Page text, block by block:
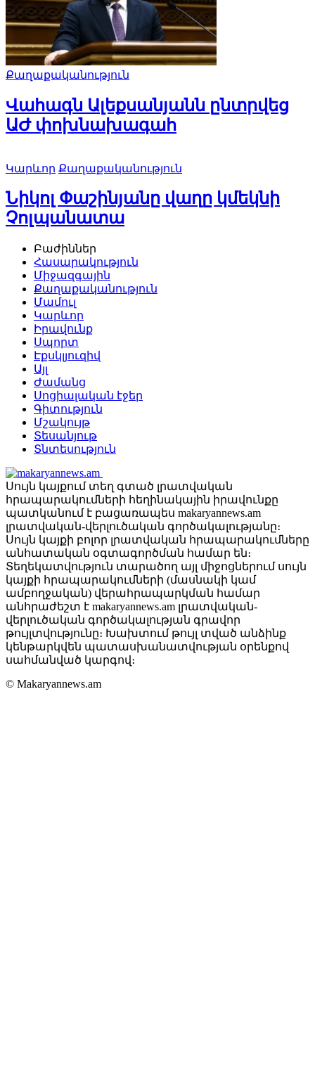
Քաղաքականություն
Վահագն Ալեքսանյանն ընտրվեց
ԱԺ փոխնախագահ
Կարևոր Քաղաքականություն
Նիկոլ Փաշինյանը վաղը կմեկնի
Չոլպանատա
Բաժիններ
Հասարակություն
Միջազգային
Քաղաքականություն
Մամուլ
Կարևոր
Իրավունք
Սպորտ
Էքսկլյուզիվ
Այլ
Ժամանց
Սոցիալական էջեր
Գիտություն
Մշակույթ
Տեսանյութ
Տնտեսություն
Սույն կայքում տեղ գտած լրատվական
հրապարակումների հեղինակային իրավունքը
պատկանում է բացառապես makaryannews.am
լրատվական-վերլուծական գործակալությանը։
Սույն կայքի բոլոր լրատվական հրապարակումները
անհատական օգտագործման համար են։
Տեղեկատվություն տարածող այլ միջոցներում սույն
կայքի հրապարակումների (մասնակի կամ
ամբողջական) վերահրապարկման համար
անհրաժեշտ է makaryannews.am լրատվական-
վերլուծական գործակալության գրավոր
թույլտվությունը։ Խախտում թույլ տված անձինք
կենթարկվեն պատասխանատվության օրենքով
սահմանված կարգով։
© Makaryannews.am